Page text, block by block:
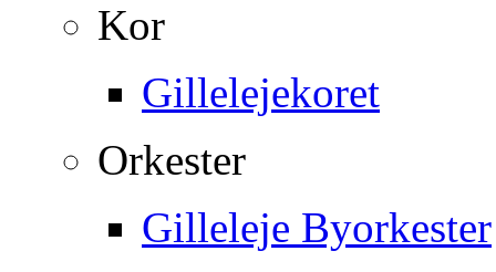
Kor
Gillelejekoret
Orkester
Gilleleje Byorkester